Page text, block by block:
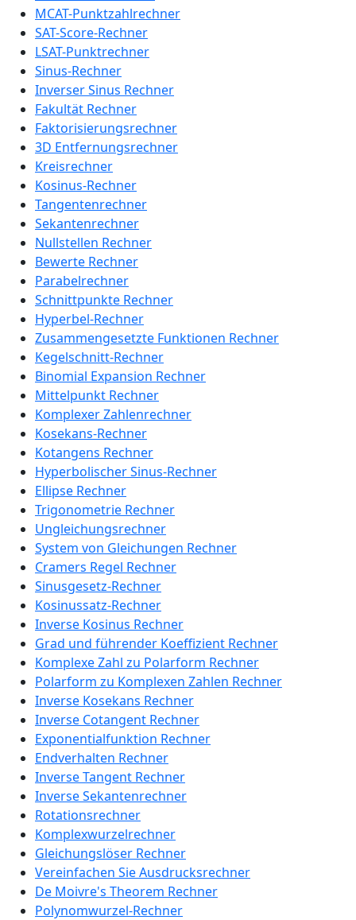
MCAT-Punktzahlrechner
SAT-Score-Rechner
LSAT-Punktrechner
Sinus-Rechner
Inverser Sinus Rechner
Fakultät Rechner
Faktorisierungsrechner
3D Entfernungsrechner
Kreisrechner
Kosinus-Rechner
Tangentenrechner
Sekantenrechner
Nullstellen Rechner
Bewerte Rechner
Parabelrechner
Schnittpunkte Rechner
Hyperbel-Rechner
Zusammengesetzte Funktionen Rechner
Kegelschnitt-Rechner
Binomial Expansion Rechner
Mittelpunkt Rechner
Komplexer Zahlenrechner
Kosekans-Rechner
Kotangens Rechner
Hyperbolischer Sinus-Rechner
Ellipse Rechner
Trigonometrie Rechner
Ungleichungsrechner
System von Gleichungen Rechner
Cramers Regel Rechner
Sinusgesetz-Rechner
Kosinussatz-Rechner
Inverse Kosinus Rechner
Grad und führender Koeffizient Rechner
Komplexe Zahl zu Polarform Rechner
Polarform zu Komplexen Zahlen Rechner
Inverse Kosekans Rechner
Inverse Cotangent Rechner
Exponentialfunktion Rechner
Endverhalten Rechner
Inverse Tangent Rechner
Inverse Sekantenrechner
Rotationsrechner
Komplexwurzelrechner
Gleichungslöser Rechner
Vereinfachen Sie Ausdrucksrechner
De Moivre's Theorem Rechner
Polynomwurzel-Rechner